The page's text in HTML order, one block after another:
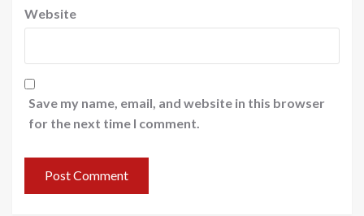
Website
Save my name, email, and website in this browser
for the next time I comment.